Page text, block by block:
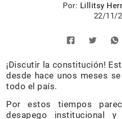
Por: Lillitsy
22/11/
¡Discutir la constitución!
desde hace unos meses
todo el país.
Por estos tiempos
desapego institucional